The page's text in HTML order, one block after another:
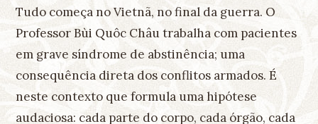
Tudo começa no Vietnã, no final da guerra. O
Professor Bùi Quôc Châu trabalha com pacientes
em grave síndrome de abstinência; uma
consequência direta dos conflitos armados. É
neste contexto que formula uma hipótese
audaciosa: cada parte do corpo, cada órgão, cada